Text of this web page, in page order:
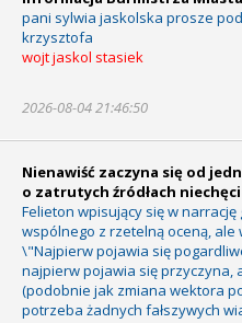
pani sylwia jaskolska prosze
krzysztofa
wojt jaskol stasiek
2026-08-04 21:46:50
Nienawiść zaczyna się od
o zatrutych źródłach niechęci
Felieton wpisujący się w
wspólnego z rzetelną oceną,
\"Najpierw pojawia się
najpierw pojawia się przyczyna,
(podobnie jak zmiana wektora
potrzeba żadnych fałszywych